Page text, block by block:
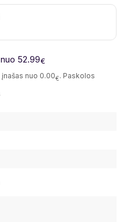
52.99€
nuo 0.00€. Paskolos